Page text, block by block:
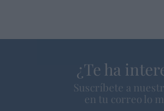
¿Te ha
Suscríbete a
en tu correo lo